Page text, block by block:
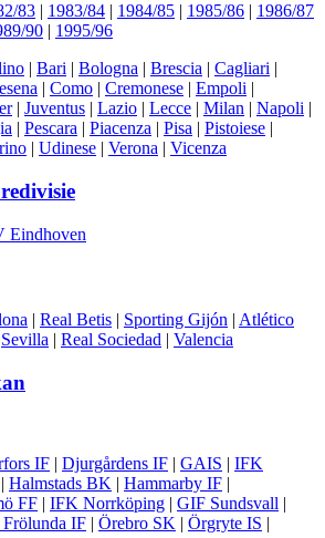
83 | 1983/84 | 1984/85 | 1985/86 | 1986/87
90 | 1995/96
| Bari | Bologna | Brescia | Cagliari |
| Como | Cremonese | Empoli |
| Juventus | Lazio | Lecce | Milan | Napoli |
| Pescara | Piacenza | Pisa | Pistoiese |
| Udinese | Verona | Vicenza
Eindhoven
| Real Betis | Sporting Gijón | Atlético
Sevilla | Real Sociedad | Valencia
IF | Djurgårdens IF | GAIS | IFK
| Halmstads BK | Hammarby IF |
FF | IFK Norrköping | GIF Sundsvall |
Frölunda IF | Örebro SK | Örgryte IS |